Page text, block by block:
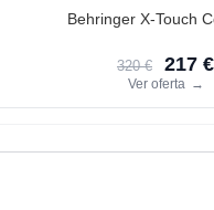
Behringer X-Touch
320 € 217 €
Ver oferta →